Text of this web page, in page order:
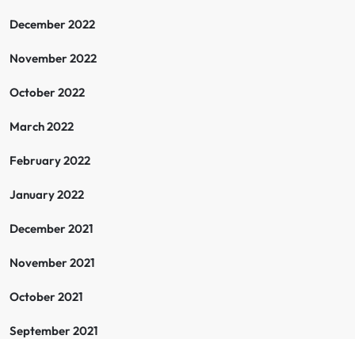
December 2022
November 2022
October 2022
March 2022
February 2022
January 2022
December 2021
November 2021
October 2021
September 2021